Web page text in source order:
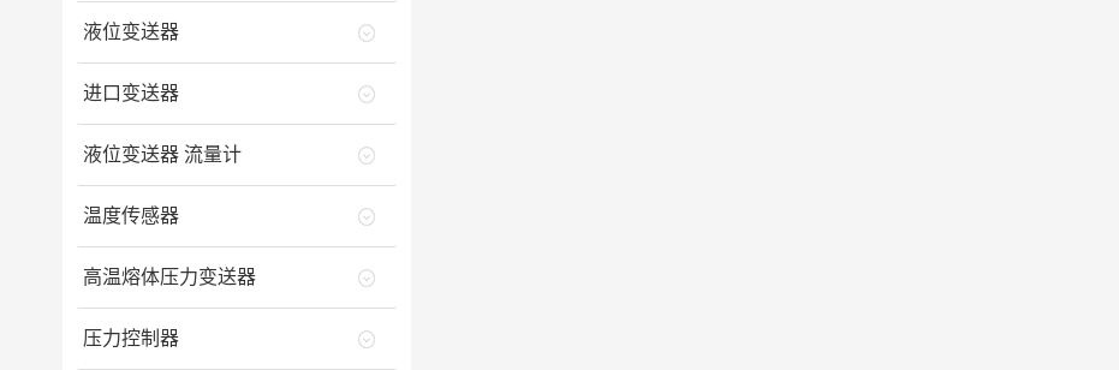
液位变送器
进口变送器
液位变送器 流量计
温度传感器
高温熔体压力变送器
压力控制器